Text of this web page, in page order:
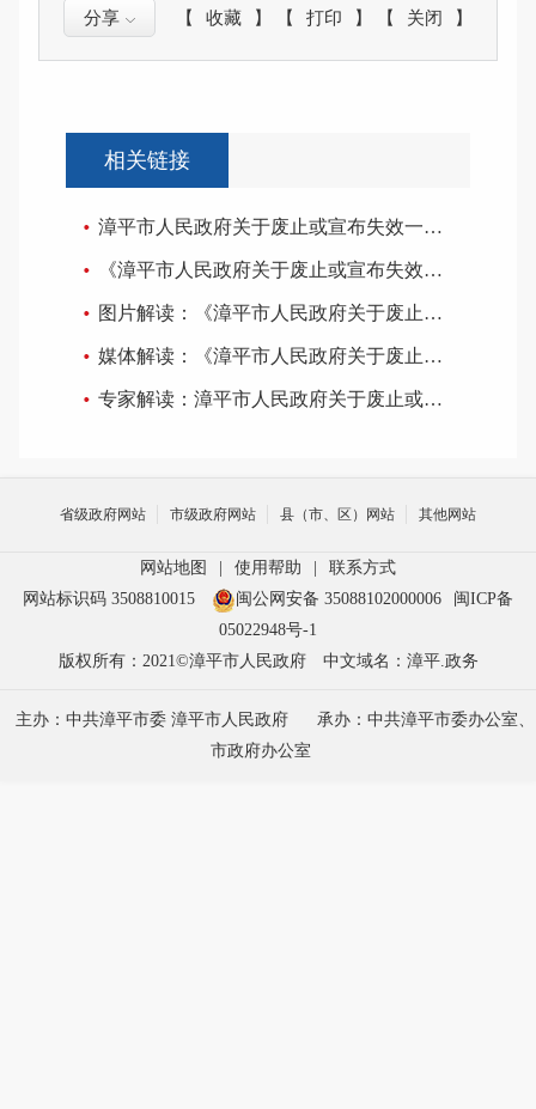
分享 【 收藏 】 【 打印 】 【 关闭 】
相关链接
漳平市人民政府关于废止或宣布失效一批行政规范性文件的通知
《漳平市人民政府关于废止或宣布失效一批行政规范性文件的通知》的文字解读
图片解读：《漳平市人民政府关于废止或宣布失效一批行政规范性文件的通知》
媒体解读：《漳平市人民政府关于废止或宣布失效一批行政规范性文件的通知》
专家解读：漳平市人民政府关于废止或宣布失效一批行政规范性文件的通知
省级政府网站 市级政府网站 县（市、区）网站 其他网站
网站地图 使用帮助
联系方式
网站标识码 3508810015
闽公网安备 35088102000006
闽ICP备
05022948号-1
版权所有：2021©漳平市人民政府
中文域名：漳平.政务
主办：中共漳平市委 漳平市人民政府
承办：中共漳平市委办公室、
市政府办公室